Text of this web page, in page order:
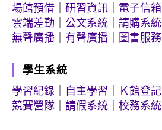
場館預借
研習資訊
電子信箱
雲端差勤
公文系統
請購系統
無聲廣播
有聲廣播 圖書服務
學生系統
學習紀錄
自主學習
Ｋ館登記
競賽營隊
請假系統 校務系統